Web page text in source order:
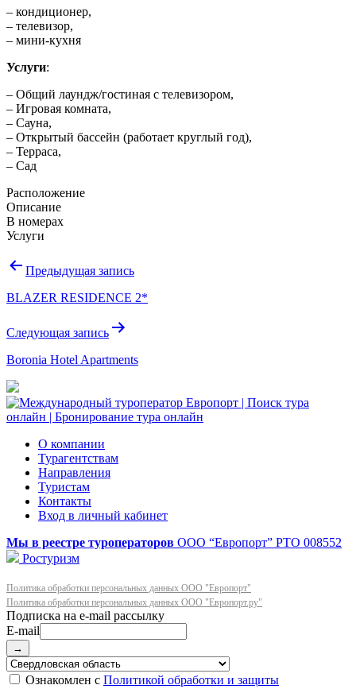
– кондиционер,
– телевизор,
– мини-кухня
Услуги:
– Общий лаундж/гостиная с телевизором,
– Игровая комната,
– Сауна,
– Открытый бассейн (работает круглый год),
– Терраса,
– Сад
Расположение
Описание
В номерах
Услуги
Навигация
записям
Предыдущая запись
BLAZER RESIDENCE 2*
Следующая запись
Boronia Hotel Apartments
О компании
Турагентствам
Направления
Туристам
Контакты
Вход в личный кабинет
Мы в реестре туроператоров ООО “Европорт” РТО 008552
Ростуризм
Политика обработки персональных данных ООО "Европорт"
Политика обработки персональных данных ООО "Европорт.ру"
E-mail
→
Ознакомлен с Политикой обработки и защиты